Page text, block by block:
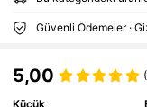
Güvenli Ödemeler ·
5,00
Küçük